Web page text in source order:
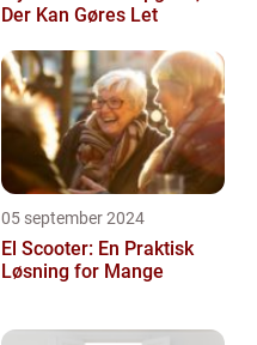
Der Kan Gøres Let
05 september 2024
El Scooter: En Praktisk
Løsning for Mange